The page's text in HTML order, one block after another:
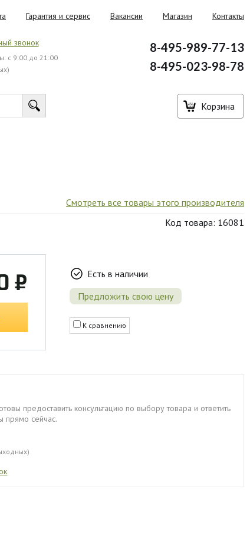
Гарантия и сервис Вакансии Магазин Контакты
звонок
с 9:00 до 21:00
8-495-989-77-13
8-495-023-98-78
Корзина
Смотреть все товары этого производителя
Код товара: 16081
₽
Есть в наличии
Предложить свою цену
К сравнению
предоставить консультацию по выбору товара и ответить
прямо сейчас.